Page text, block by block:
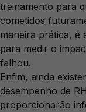
treinamento para
cometidos
maneira prática, é
para medir o
falhou.
Enfim, ainda
desempenho de
proporcionarão